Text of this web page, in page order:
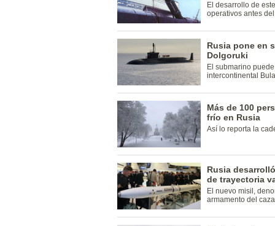
El desarrollo de
operativos antes
Rusia pone en
Dolgoruki
El submarino
intercontinental
Más de 100
frío en Rusia
Así lo reporta la
Rusia
de trayectoria
El nuevo misil,
armamento del